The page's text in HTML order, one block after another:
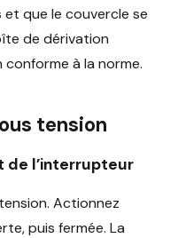
que le couvercle se
de dérivation
à la norme.
tension
de l’interrupteur
Actionnez
puis fermée. La